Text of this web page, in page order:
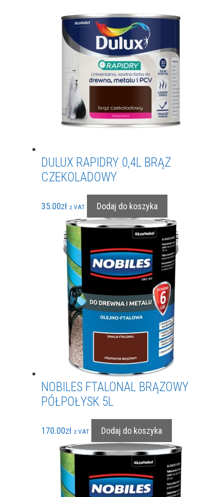
DULUX RAPIDRY 0,4L BRĄZ
CZEKOLADOWY
35.00zł z VAT Dodaj do koszyka
NOBILES FTALONAL BRĄZOWY
PÓŁPOŁYSK 5L
170.00zł z VAT Dodaj do koszyka